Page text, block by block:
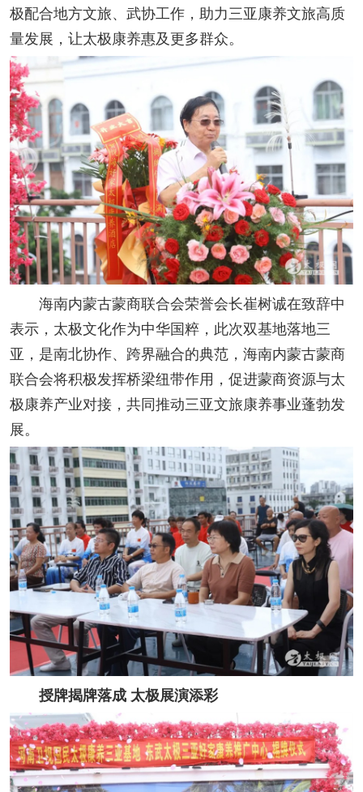
极配合地方文旅、武协工作，助力三亚康养文旅高质
量发展，让太极康养惠及更多群众。
海南内蒙古蒙商联合会荣誉会长崔树诚在致辞中
表示，太极文化作为中华国粹，此次双基地落地三
亚，是南北协作、跨界融合的典范，海南内蒙古蒙商
联合会将积极发挥桥梁纽带作用，促进蒙商资源与太
极康养产业对接，共同推动三亚文旅康养事业蓬勃发
展。
授牌揭牌落成 太极展演添彩